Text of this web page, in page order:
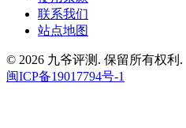
联系我们
站点地图
© 2026 九爷评测. 保留所有权利.
闽ICP备19017794号-1